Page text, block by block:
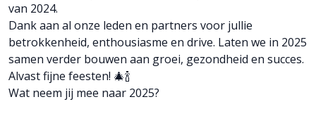
van 2024.
Dank aan al onze leden en partners voor jullie
betrokkenheid, enthousiasme en drive. Laten we in 2025
samen verder bouwen aan groei, gezondheid en succes.
Alvast fijne feesten! 🎄🍾
Wat neem jij mee naar 2025?